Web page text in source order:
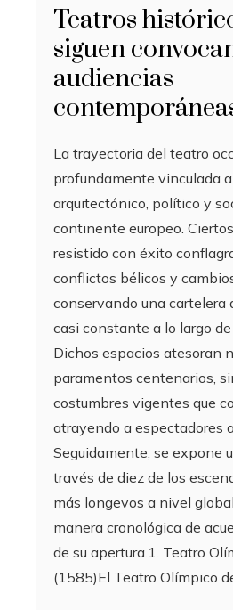
Teatros
siguen
audiencias
La trayectoria del teatro
profundamente vinculada
arquitectónico, político y
continente europeo.
resistido con éxito
conflictos bélicos y
conservando una cartelera
casi constante a lo largo de
Dichos espacios atesoran
paramentos centenarios,
costumbres vigentes que
atrayendo a espectadores
Seguidamente, se expone
través de diez de los
más longevos a nivel
manera cronológica de
de su apertura.1. Teatro
(1585)El Teatro Olímpico